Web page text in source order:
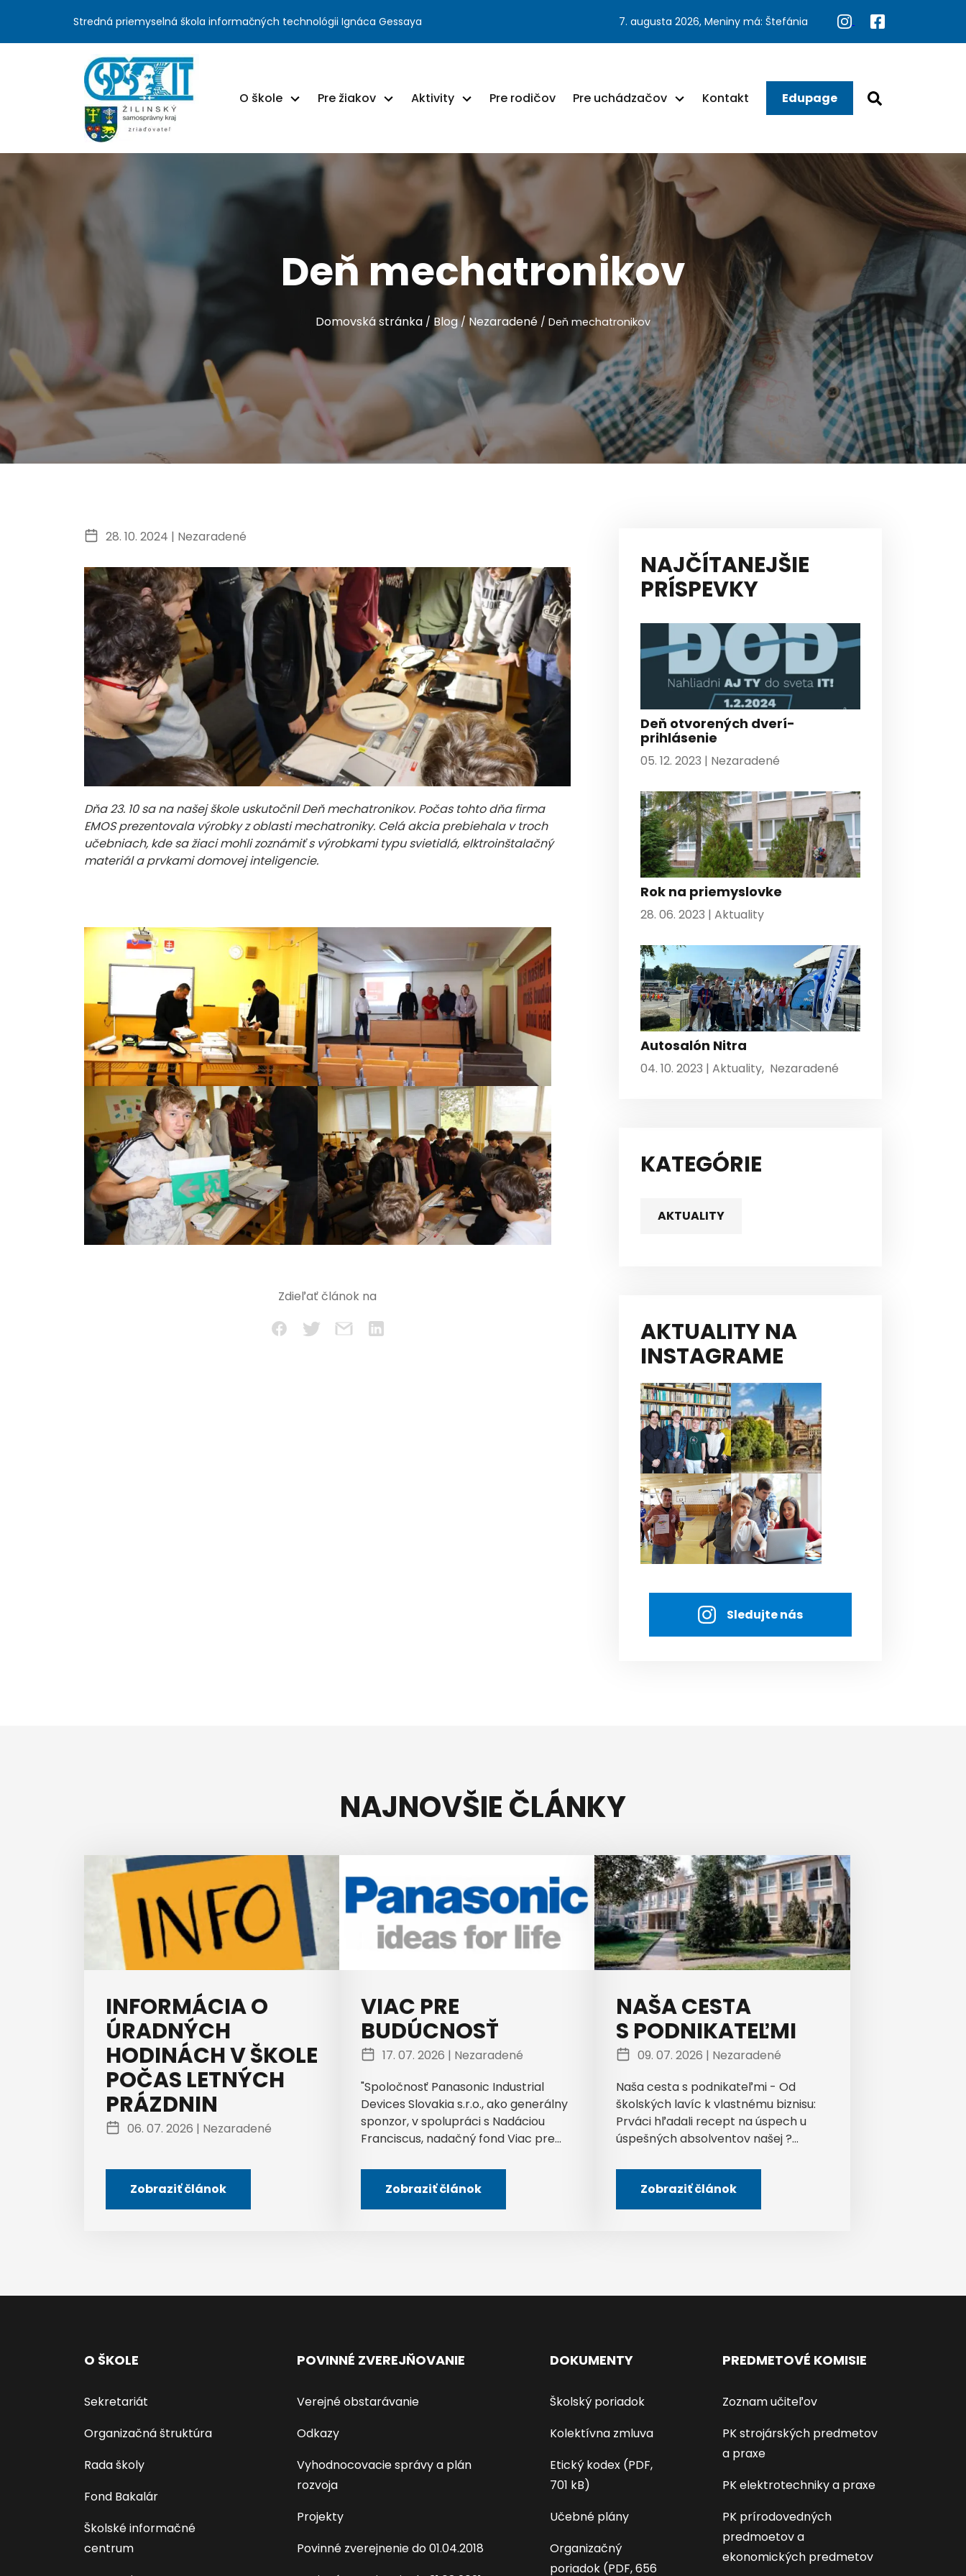
Stredná priemyselná škola informačných technológii Ignáca Gessaya 7. augusta 2026, Meniny má: Štefánia
O škole Pre žiakov Aktivity Pre rodičov Pre uchádzačov Kontakt Edupage
Deň mechatronikov
Domovská stránka / Blog/ Nezaradené / Deň mechatronikov
28. 10. 2024 | Nezaradené
Dňa 23. 10 sa na našej škole uskutočnil Deň mechatronikov. Počas tohto dňa firma
EMOS prezentovala výrobky z oblasti mechatroniky. Celá akcia prebiehala v troch
učebniach, kde sa žiaci mohli zoznámiť s výrobkami typu svietidlá, elktroinštalačný
materiál a prvkami domovej inteligencie.
Zdieľať článok na
NAJČÍTANEJŠIE
PRÍSPEVKY
Deň otvorených dverí-
prihlásenie
05. 12. 2023 | Nezaradené
Rok na priemyslovke
28. 06. 2023 | Aktuality
Autosalón Nitra
04. 10. 2023 | Aktuality, Nezaradené
KATEGÓRIE
AKTUALITY
AKTUALITY NA
INSTAGRAME
Sledujte nás
NAJNOVŠIE ČLÁNKY
INFORMÁCIA O
ÚRADNÝCH
HODINÁCH V ŠKOLE
POČAS LETNÝCH
PRÁZDNIN
06. 07. 2026 | Nezaradené
Zobraziť článok
VIAC PRE
BUDÚCNOSŤ
17. 07. 2026 | Nezaradené
"Spoločnosť Panasonic Industrial
Devices Slovakia s.r.o., ako generálny
sponzor, v spolupráci s Nadáciou
Franciscus, nadačný fond Viac pre...
Zobraziť článok
NAŠA CESTA
S PODNIKATEĽMI
09. 07. 2026 | Nezaradené
Naša cesta s podnikateľmi - Od
školských lavíc k vlastnému biznisu:
Prváci hľadali recept na úspech u
úspešných absolventov našej ?...
Zobraziť článok
O ŠKOLE
Sekretariát
Organizačná štruktúra
Rada školy
Fond Bakalár
Školské informačné
centrum
POVINNÉ ZVEREJŇOVANIE
Verejné obstarávanie
Odkazy
Vyhodnocovacie správy a plán
rozvoja
Projekty
Povinné zverejnenie do 01.04.2018
DOKUMENTY
Školský poriadok
Kolektívna zmluva
Etický kodex (PDF,
701 kB)
Učebné plány
Organizačný
poriadok (PDF, 656
PREDMETOVÉ KOMISIE
Zoznam učiteľov
PK strojárských predmetov
a praxe
PK elektrotechniky a praxe
PK prírodovedných
predmoetov a
ekonomických predmetov